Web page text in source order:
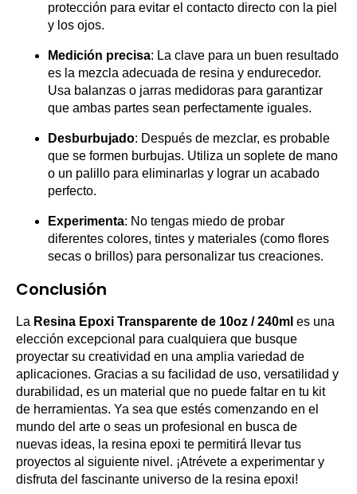
protección para evitar el contacto directo con la piel
y los ojos.
Medición precisa: La clave para un buen resultado
es la mezcla adecuada de resina y endurecedor.
Usa balanzas o jarras medidoras para garantizar
que ambas partes sean perfectamente iguales.
Desburbujado: Después de mezclar, es probable
que se formen burbujas. Utiliza un soplete de mano
o un palillo para eliminarlas y lograr un acabado
perfecto.
Experimenta: No tengas miedo de probar
diferentes colores, tintes y materiales (como flores
secas o brillos) para personalizar tus creaciones.
Conclusión
La Resina Epoxi Transparente de 10oz / 240ml es una
elección excepcional para cualquiera que busque
proyectar su creatividad en una amplia variedad de
aplicaciones. Gracias a su facilidad de uso, versatilidad y
durabilidad, es un material que no puede faltar en tu kit
de herramientas. Ya sea que estés comenzando en el
mundo del arte o seas un profesional en busca de
nuevas ideas, la resina epoxi te permitirá llevar tus
proyectos al siguiente nivel. ¡Atrévete a experimentar y
disfruta del fascinante universo de la resina epoxi!